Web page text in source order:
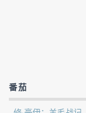
番茄